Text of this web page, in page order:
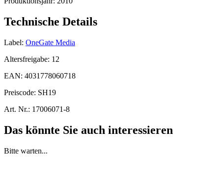
Technische Details
Label: OneGate Media
Altersfreigabe: 12
EAN: 4031778060718
Preiscode: SH19
Art. Nr.: 17006071-8
Das könnte Sie auch interessieren
Bitte warten...